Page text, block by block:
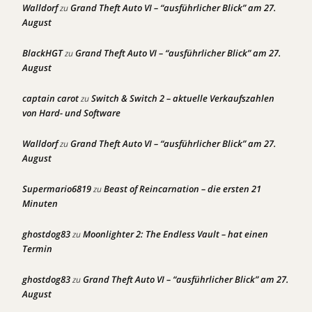
WalldorfzuGrand Theft Auto VI – “ausführlicher Blick” am 27.
August
BlackHGTzuGrand Theft Auto VI – “ausführlicher Blick” am 27.
August
captain carotzuSwitch & Switch 2 – aktuelle Verkaufszahlen
von Hard- und Software
WalldorfzuGrand Theft Auto VI – “ausführlicher Blick” am 27.
August
Supermario6819zuBeast of Reincarnation – die ersten 21
Minuten
ghostdog83zuMoonlighter 2: The Endless Vault – hat einen
Termin
ghostdog83zuGrand Theft Auto VI – “ausführlicher Blick” am 27.
August